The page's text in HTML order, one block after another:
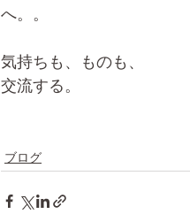
へ。。
気持ちも、ものも、
交流する。
ブログ